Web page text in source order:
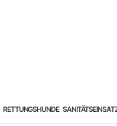
RETTUNGSHUNDE